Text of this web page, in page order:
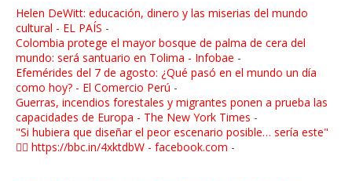
Helen DeWitt: educación, dinero y las miserias del mundo
cultural - EL PAÍS -
Colombia protege el mayor bosque de palma de cera del
mundo: será santuario en Tolima - Infobae -
Efemérides del 7 de agosto: ¿Qué pasó en el mundo un día
como hoy? - El Comercio Perú -
Guerras, incendios forestales y migrantes ponen a prueba las
capacidades de Europa - The New York Times -
"Si hubiera que diseñar el peor escenario posible… sería este"
👉🏼 https://bbc.in/4xktdbW - facebook.com -